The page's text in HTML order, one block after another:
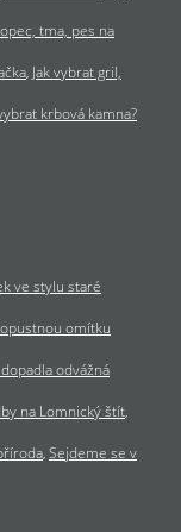
tma, pes na
Jak vybrat gril,
krbová kamna?
ve stylu staré
omítku
odvážná
na Lomnický štít
Sejdeme se v